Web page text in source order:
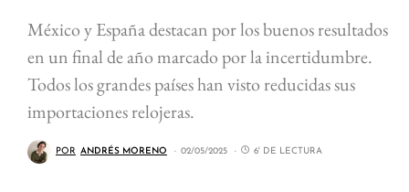
México y España destacan por los buenos resultados
en un final de año marcado por la incertidumbre.
Todos los grandes países han visto reducidas sus
importaciones relojeras.
POR ANDRÉS MORENO 02/05/2025 6' DE LECTURA